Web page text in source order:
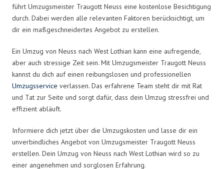
führt Umzugsmeister Traugott Neuss eine kostenlose Besichtigung
durch. Dabei werden alle relevanten Faktoren berücksichtigt, um
dir ein maßgeschneidertes Angebot zu erstellen.
Ein Umzug von Neuss nach West Lothian kann eine aufregende,
aber auch stressige Zeit sein. Mit Umzugsmeister Traugott Neuss
kannst du dich auf einen reibungslosen und professionellen
Umzugsservice verlassen. Das erfahrene Team steht dir mit Rat
und Tat zur Seite und sorgt dafür, dass dein Umzug stressfrei und
effizient abläuft.
Informiere dich jetzt über die Umzugskosten und lasse dir ein
unverbindliches Angebot von Umzugsmeister Traugott Neuss
erstellen. Dein Umzug von Neuss nach West Lothian wird so zu
einer angenehmen und sorglosen Erfahrung.